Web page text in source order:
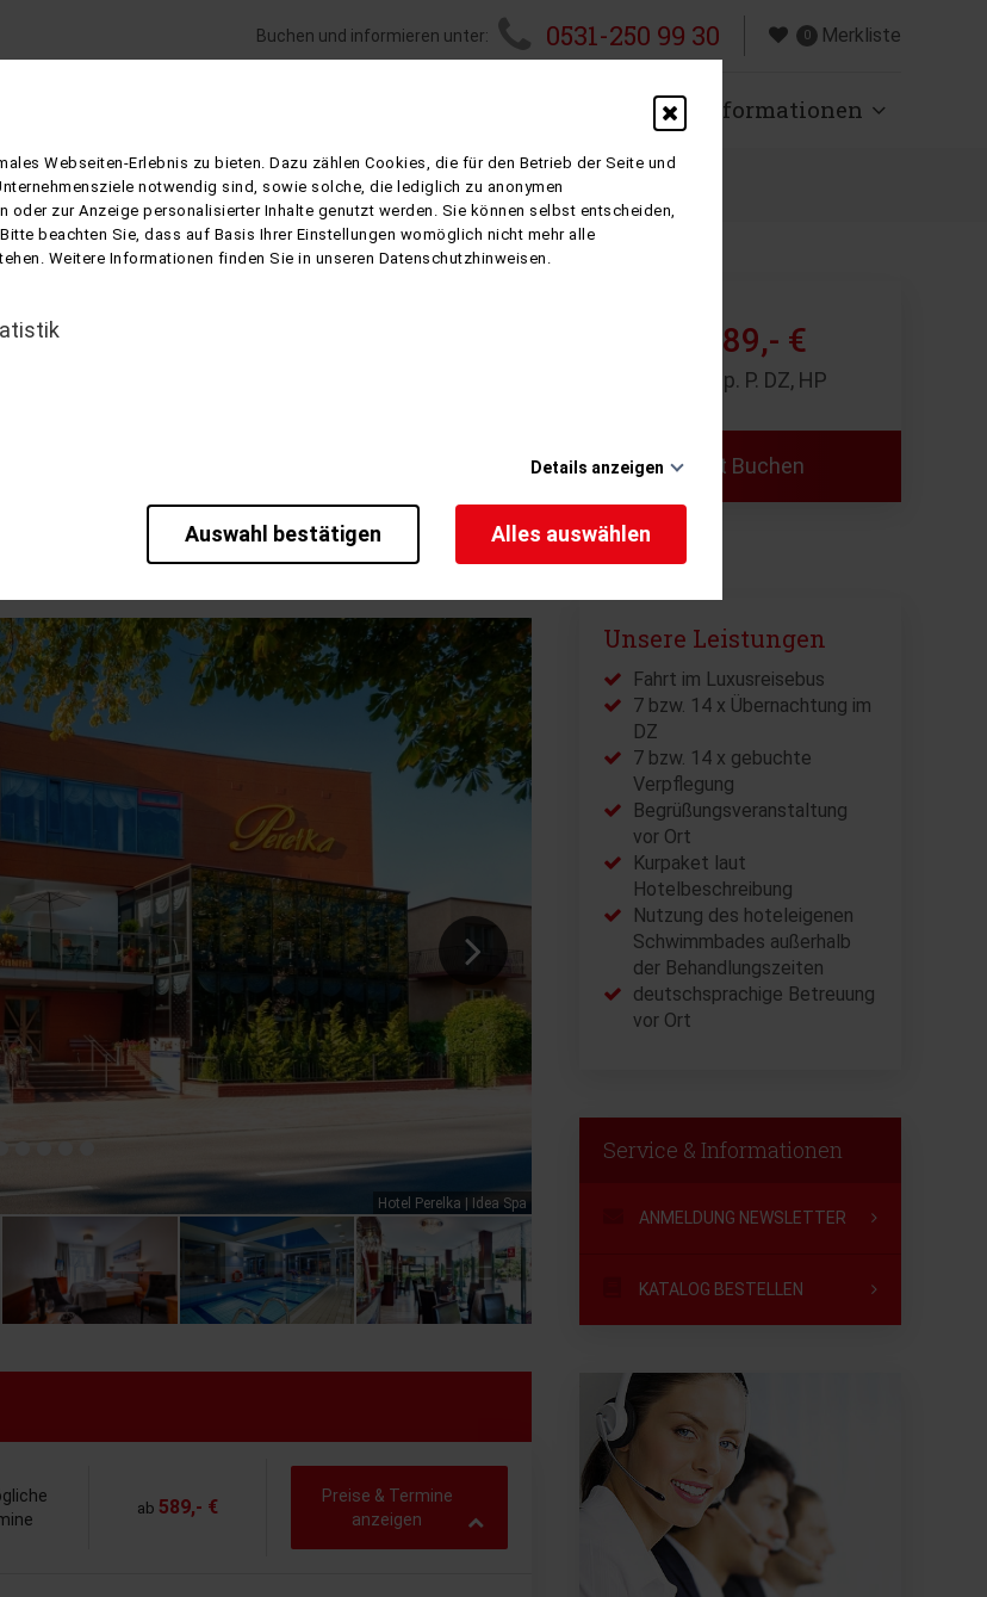
0 Merkliste
Buchen und informieren unter: 0531-250 99 30
Informationen
Perelka
Perelka
der größte Kurort in Polen. Der Strand von Kolberg ist sehr
der Sommermonate herrscht hier überall ein lebhaftes,
wird als natürliches Heilmittel, insbesondere bei der
Hotel Perelka | Idea Spa
ab 589,- €
Preise & Termine
anzeigen
589,- €
8 Tage p. P. DZ, HP
Jetzt Buchen
Unsere Leistungen
Fahrt im Luxusreisebus
7 bzw. 14 x Übernachtung im
DZ
7 bzw. 14 x gebuchte
Verpflegung
Begrüßungsveranstaltung
vor Ort
Kurpaket laut
Hotelbeschreibung
Nutzung des hoteleigenen
Schwimmbades außerhalb
der Behandlungszeiten
deutschsprachige Betreuung
vor Ort
Service & Informationen
ANMELDUNG NEWSLETTER
KATALOG BESTELLEN
Webseiten-Erlebnis zu bieten. Dazu zählen Cookies, die für den Betrieb der Seite und
notwendig sind, sowie solche, die lediglich zu anonymen
zur Anzeige personalisierter Inhalte genutzt werden. Sie können selbst entscheiden,
beachten Sie, dass auf Basis Ihrer Einstellungen womöglich nicht mehr alle
Weitere Informationen finden Sie in unseren Datenschutzhinweisen.
Details anzeigen
unbedingt notwendig und ermöglichen beispielsweise sicherheitsrelevante
dieser Art von Cookies ebenfalls erkennen, ob Sie in Ihrem Profil eingeloggt bleiben
zu verbessern, erfassen wir anonymisierte Daten für Statistiken und Analysen. Mithilfe
Besucherzahlen und den Effekt bestimmter Seiten unseres Web-Auftritts ermitteln und
Auswahl bestätigen Alles auswählen